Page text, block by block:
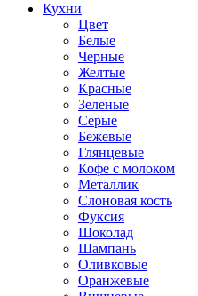
Кухни
Цвет
Белые
Черные
Желтые
Красные
Зеленые
Серые
Бежевые
Глянцевые
Кофе с молоком
Металлик
Слоновая кость
Фуксия
Шоколад
Шампань
Оливковые
Оранжевые